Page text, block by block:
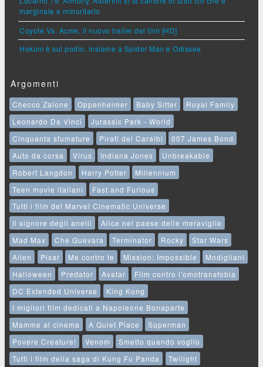
marginale e minoritario
Coyote Vs. Acme, il nuovo trailer del film [HD]
Hokum è sul podio, insieme a Spider Man e Odissea
Argomenti
Checco Zalone Oppenheimer Baby Sitter
Royal Family
Leonardo Da Vinci
Jurassic Park - World
Cinquanta sfumature
Pirati dei Caraibi
007 James Bond
Auto da corsa
Virus Indiana Jones
Unbreakable
Robert Langdon
Harry Potter
Millennium
Teen movie italiani
Fast and Furious
Tutti i film del Marvel Cinematic Universe
Il signore degli anelli
Alice nel paese delle meraviglie
Mad Max
Che Guevara Terminator Rocky
Star Wars
Alien
Pixar Me contro te Mission: Impossible
Modigliani
Halloween
Predator Avatar
Film contro l'omotransfobia
DC Extended Universe
King Kong
I migliori film dedicati a Napoleone Bonaparte
Mamme al cinema
A Quiet Place
Superman
Povere Creature!
Venom
Smetto quando voglio
Tutti i film della saga di Kung Fu Panda
Twilight